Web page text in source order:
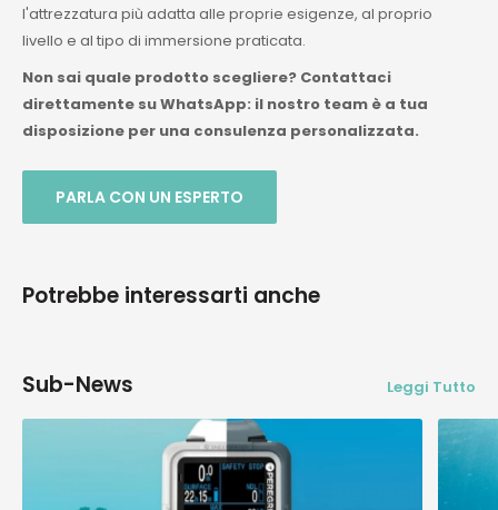
l'attrezzatura più adatta alle proprie esigenze, al proprio
livello e al tipo di immersione praticata.
Non sai quale prodotto scegliere? Contattaci
direttamente su WhatsApp: il nostro team è a tua
disposizione per una consulenza personalizzata.
PARLA CON UN ESPERTO
Potrebbe interessarti anche
Sub-News Leggi Tutto